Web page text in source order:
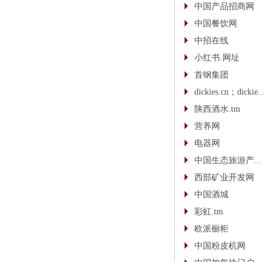
中国产品招商网
中国餐饮网
中招在线
小红书.网址
首钢集团
dickies.cn；dickies.cc
陕西酒水.tm
营养网
电器网
中国生态旅游产业网
西部矿业开发网
中国酒城
彩虹.tm
欧派橱柜
中国粉皮机网